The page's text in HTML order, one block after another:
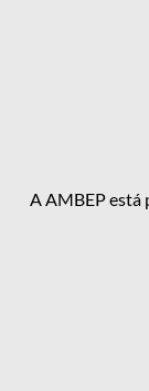
A AMBEP está